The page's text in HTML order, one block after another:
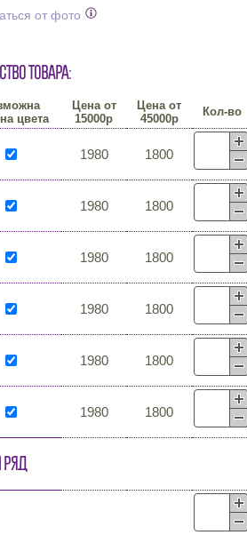
от фото
товара:
цвета
Цена от
15000р
Цена от
45000р
Кол-во
1980 1800
1980 1800
1980 1800
1980 1800
1980 1800
1980 1800
ряд